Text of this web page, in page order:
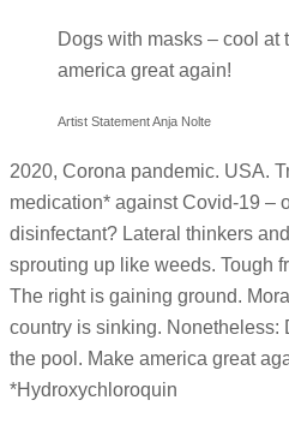
Dogs with masks – cool at
america great again!
Artist Statement Anja Nolte
2020, Corona pandemic. USA.
medication* against Covid-19 –
disinfectant? Lateral thinkers
sprouting up like weeds. Tough
The right is gaining ground.
country is sinking. Nonetheless:
the pool. Make america great
*Hydroxychloroquin